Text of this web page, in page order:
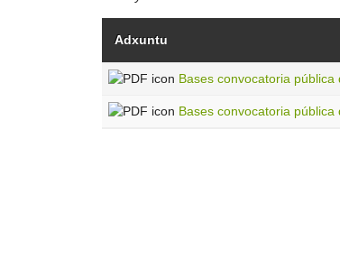
Adxuntu
Bases convocatoria
Bases convocatoria